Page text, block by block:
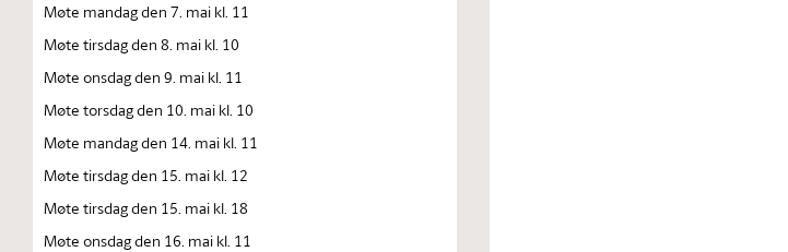
Møte mandag den 7. mai kl. 11
Møte tirsdag den 8. mai kl. 10
Møte onsdag den 9. mai kl. 11
Møte torsdag den 10. mai kl. 10
Møte mandag den 14. mai kl. 11
Møte tirsdag den 15. mai kl. 12
Møte tirsdag den 15. mai kl. 18
Møte onsdag den 16. mai kl. 11